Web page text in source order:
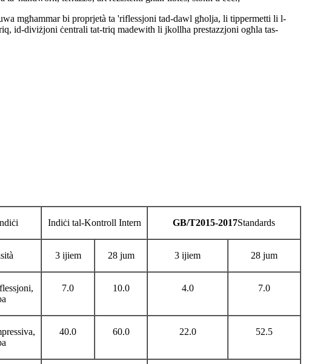
mgħammar bi proprjetà ta 'riflessjoni tad-dawl għolja, li tippermetti li l-
id-diviżjoni ċentrali tat-triq madewith li jkollha prestazzjoni ogħla tas-
Indiċi tal-Kontroll Intern GB/T2015-2017Standards
3 ijiem 28 jum 3 ijiem 28 jum
7.0 10.0 4.0 7.0
40.0 60.0 22.0 52.5